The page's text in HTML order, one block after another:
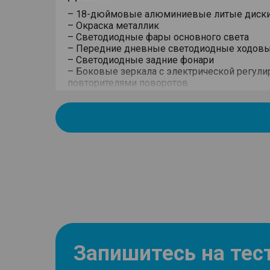
– 18-дюймовые алюминиевые литые
– Окраска металлик
– Светодиодные фары основного света
– Передние дневные светодиодные
– Светодиодные задние фонари
– Боковые зеркала с электрической
повторителями поворотов
– Эра Глонасс
– Система мониторинга давления и
– Система стабилизации курсовой
Запишитесь на